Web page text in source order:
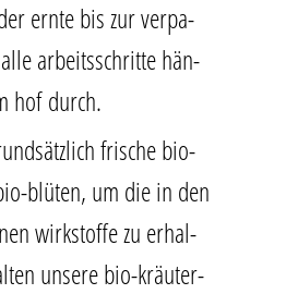
ern­te bis zur ver­pa­
arbeits­schrit­te hän­
hof durch.
fri­sche bio-
blü­ten, um die in den
wirk­stof­fe zu erhal­
unse­re bio-kräu­ter­